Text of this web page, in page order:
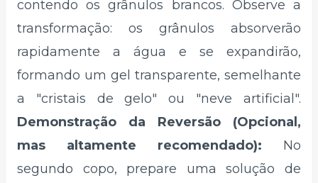
contendo os grânulos brancos. Observe a
transformação: os grânulos absorverão
rapidamente a água e se expandirão,
formando um gel transparente, semelhante
a "cristais de gelo" ou "neve artificial".
Demonstração da Reversão (Opcional,
mas altamente recomendado): No
segundo copo, prepare uma solução de